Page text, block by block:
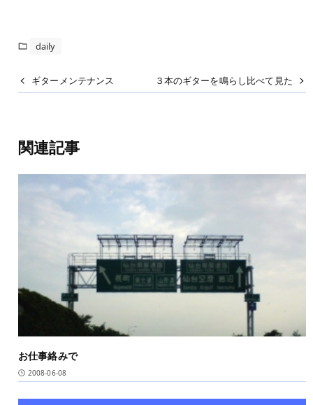
daily
ギターメンテナンス ３本のギターを鳴らし比べて見た
関連記事
お仕事絡みで
2008-06-08